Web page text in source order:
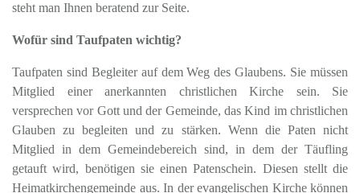
steht man Ihnen beratend zur Seite.
Wofür sind Taufpaten wichtig?
Taufpaten sind Begleiter auf dem Weg des Glaubens. Sie müssen
Mitglied einer anerkannten christlichen Kirche sein. Sie
versprechen vor Gott und der Gemeinde, das Kind im christlichen
Glauben zu begleiten und zu stärken. Wenn die Paten nicht
Mitglied in dem Gemeindebereich sind, in dem der Täufling
getauft wird, benötigen sie einen Patenschein. Diesen stellt die
Heimatkirchengemeinde aus. In der evangelischen Kirche können